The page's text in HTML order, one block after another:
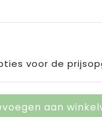
voor de
aan